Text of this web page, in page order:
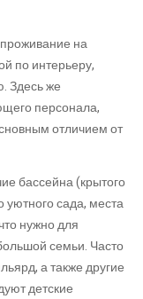
на
по интерьеру,
Здесь же
персонала,
отличием от
бассейна (крытого
сада, места
нужно для
семьи. Часто
а также другие
детские